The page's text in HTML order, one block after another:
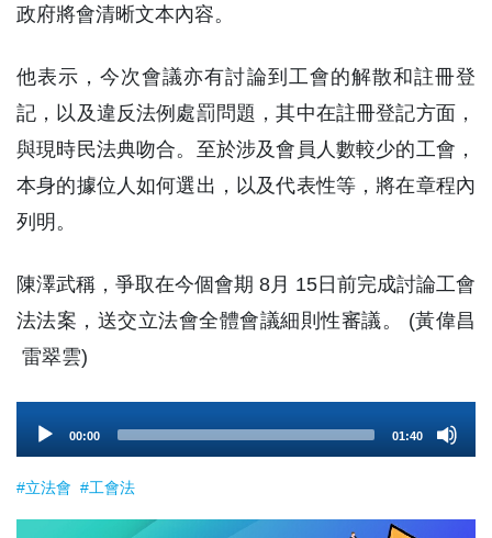
政府將會清晰文本內容。
他表示，今次會議亦有討論到工會的解散和註冊登
記，以及違反法例處罰問題，其中在註冊登記方面，
與現時民法典吻合。至於涉及會員人數較少的工會，
本身的據位人如何選出，以及代表性等，將在章程內
列明。
陳澤武稱，爭取在今個會期 8月 15日前完成討論工會
法法案，送交立法會全體會議細則性審議。 (黃偉昌
雷翠雲)
Player
00:00 01:40
#立法會 #工會法